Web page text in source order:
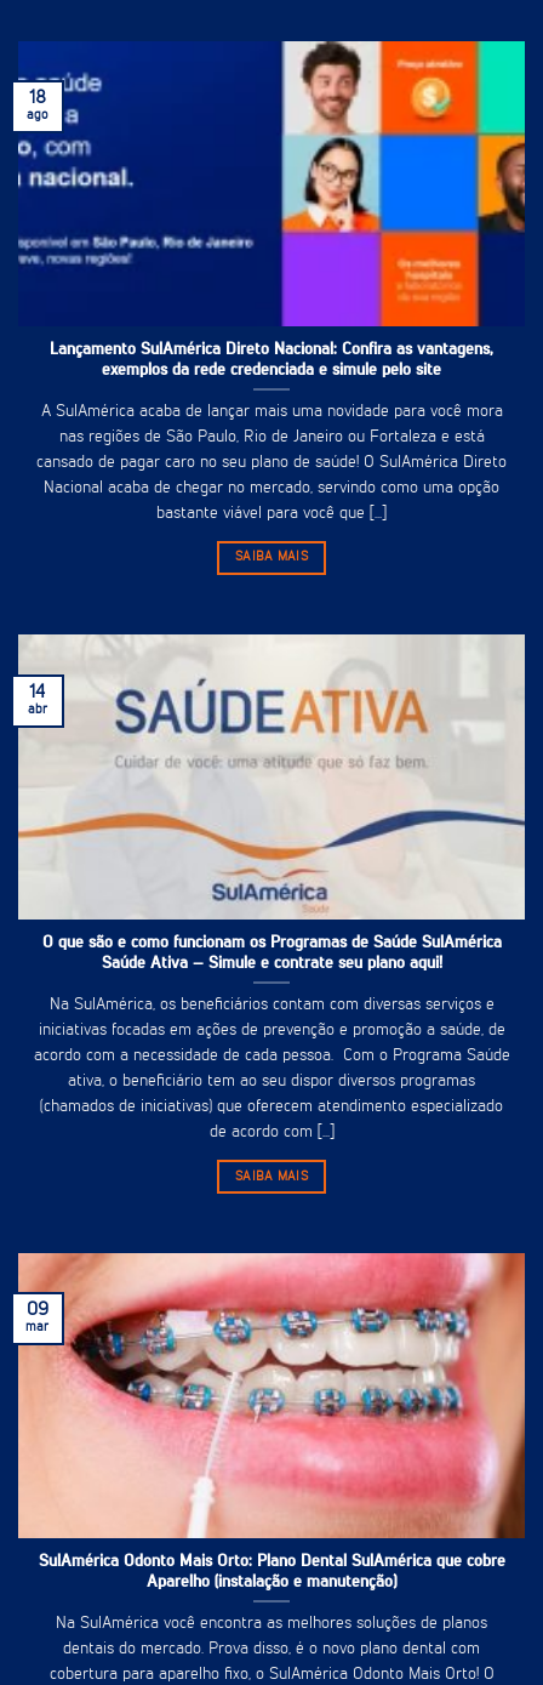
Lançamento SulAmérica Direto Nacional: Confira as vantagens,
exemplos da rede credenciada e simule pelo site
A SulAmérica acaba de lançar mais uma novidade para você mora
nas regiões de São Paulo, Rio de Janeiro ou Fortaleza e está
cansado de pagar caro no seu plano de saúde! O SulAmérica Direto
Nacional acaba de chegar no mercado, servindo como uma opção
bastante viável para você que [...]
SAIBA MAIS
18
ago
O que são e como funcionam os Programas de Saúde SulAmérica
Saúde Ativa – Simule e contrate seu plano aqui!
Na SulAmérica, os beneficiários contam com diversas serviços e
iniciativas focadas em ações de prevenção e promoção a saúde, de
acordo com a necessidade de cada pessoa. Com o Programa Saúde
ativa, o beneficiário tem ao seu dispor diversos programas
(chamados de iniciativas) que oferecem atendimento especializado
de acordo com [...]
SAIBA MAIS
14
abr
SulAmérica Odonto Mais Orto: Plano Dental SulAmérica que cobre
Aparelho (instalação e manutenção)
Na SulAmérica você encontra as melhores soluções de planos
dentais do mercado. Prova disso, é o novo plano dental com
cobertura para aparelho fixo, o SulAmérica Odonto Mais Orto! O
09
mar